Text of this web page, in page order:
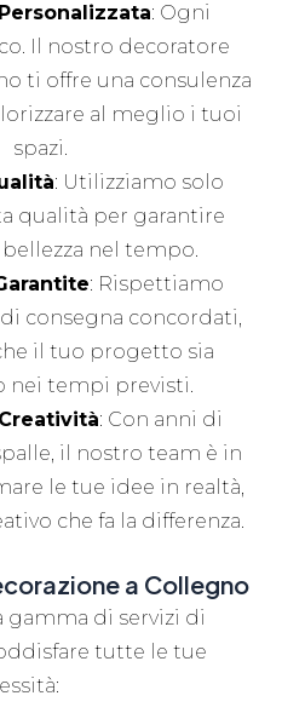
: Ogni
Il nostro decoratore
ti offre una consulenza
al meglio i tuoi
spazi.
: Utilizziamo solo
qualità per garantire
nel tempo.
: Rispettiamo
consegna concordati,
il tuo progetto sia
nei tempi previsti.
: Con anni di
il nostro team è in
le tue idee in realtà,
che fa la differenza.
a Collegno
gamma di servizi di
tutte le tue